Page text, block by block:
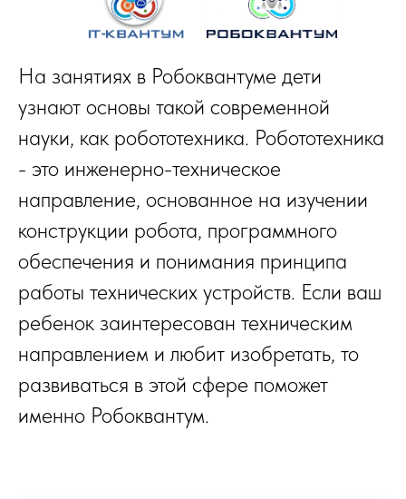
На занятиях в Робоквантуме дети
узнают основы такой современной
науки, как робототехника. Робототехника
- это инженерно-техническое
направление, основанное на изучении
конструкции робота, программного
обеспечения и понимания принципа
работы технических устройств. Если ваш
ребенок заинтересован техническим
направлением и любит изобретать, то
развиваться в этой сфере поможет
именно Робоквантум.